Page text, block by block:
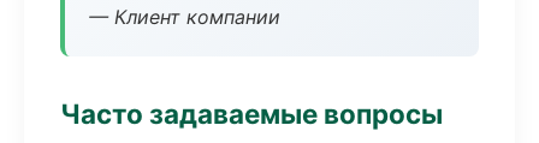
— Клиент компании
Часто задаваемые вопросы